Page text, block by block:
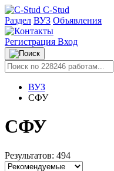
C-Stud
Раздел ВУЗ Объявления
Регистрация Вход
ВУЗ
СФУ
СФУ
Результатов: 494